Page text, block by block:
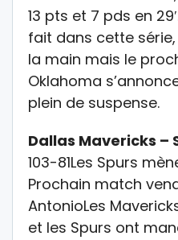
13 pts et 7 pds en
fait dans cette
la main mais le
Oklahoma
plein de suspense.
Dallas Mavericks –
103-81Les Spurs
Prochain match
AntonioLes
et les Spurs ont